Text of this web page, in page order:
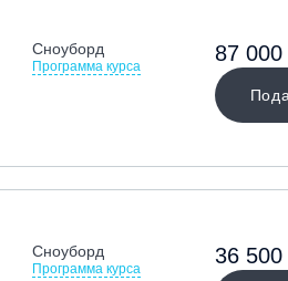
Сноуборд
Программа курса
87 000
Сноуборд
Программа курса
36 500